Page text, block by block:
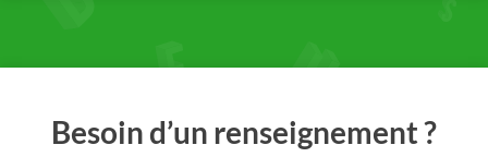
Besoin d’un renseignement ?